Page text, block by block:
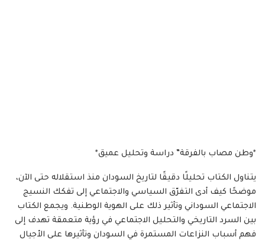
*وطن مصاب بالفرقة” دراسة وتحليل عميق*
يتناول الكتاب تحليلًا دقيقًا لتاريخ السودان منذ استقلاله حتى الآن،
موضحًا كيف أدى التفرّق السياسي والاجتماعي إلى تفكك النسيج
الاجتماعي السوداني وتأثير ذلك على الهوية الوطنية. ويجمع الكتاب
بين السرد التاريخي والتحليل الاجتماعي في رؤية متعمقة تهدف إلى
فهم أسباب النزاعات المستمرة في السودان وتأثيرها على الأجيال